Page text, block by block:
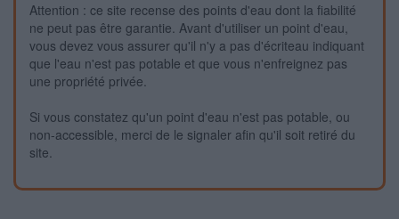
Attention : ce site recense des points d'eau dont la fiabilité
ne peut pas être garantie. Avant d'utiliser un point d'eau,
vous devez vous assurer qu'il n'y a pas d'écriteau indiquant
que l'eau n'est pas potable et que vous n'enfreignez pas
une propriété privée.
Si vous constatez qu'un point d'eau n'est pas potable, ou
non-accessible, merci de le signaler afin qu'il soit retiré du
site.